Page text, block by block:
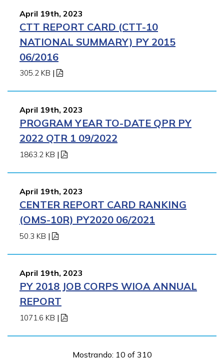
April 19th, 2023
CTT REPORT CARD (CTT-10
NATIONAL SUMMARY) PY 2015
06/2016
305.2 KB |
April 19th, 2023
PROGRAM YEAR TO-DATE QPR PY
2022 QTR 1 09/2022
1863.2 KB |
April 19th, 2023
CENTER REPORT CARD RANKING
(OMS-10R) PY2020 06/2021
50.3 KB |
April 19th, 2023
PY 2018 JOB CORPS WIOA ANNUAL
REPORT
1071.6 KB |
Mostrando: 10 of 310